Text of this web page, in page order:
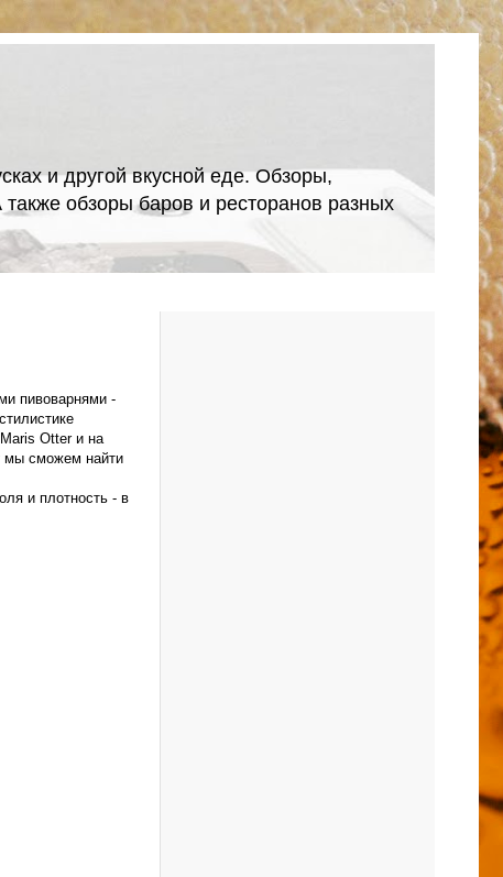
и другой вкусной еде. Обзоры,
обзоры баров и ресторанов разных
пивоварнями -
Otter и на
мы сможем найти
и плотность - в